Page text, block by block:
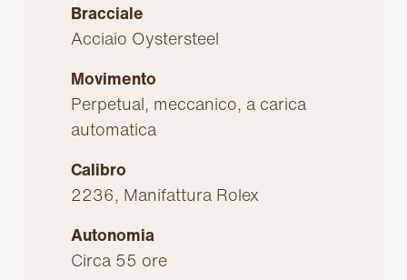
Bracciale
Acciaio Oystersteel
Movimento
Perpetual, meccanico, a carica
automatica
Calibro
2236, Manifattura Rolex
Autonomia
Circa 55 ore